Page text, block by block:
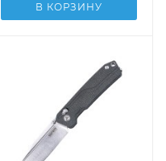
В КОРЗИНУ